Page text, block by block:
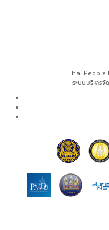
Thai People
ระบบบริหาร